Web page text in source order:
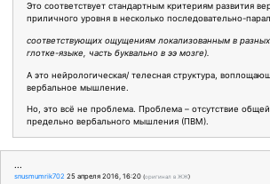
Это соответствует стандартным критериям развития
приличного уровня в несколько последовательно-
соответствующих ощущениям локализованным в разных
глотке-языке, часть буквально в ээ мозге).
А это нейрологическая/ телесная структура,
вербальное мышление.
Но, это всё не проблема. Проблема – отсутствие
предельно вербального мышления (ПВМ).
...
snusmumrik702 25 апреля 2016, 16:20 (оригинал в ЖЖ)